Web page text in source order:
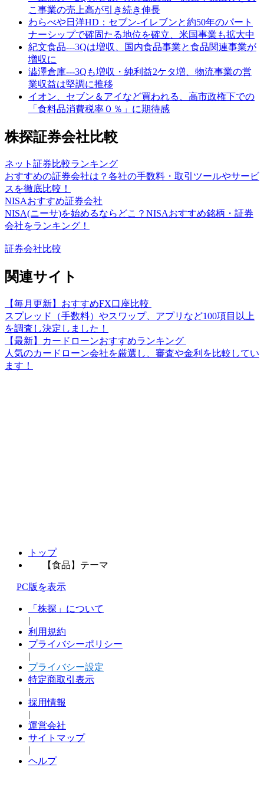
こ事業の売上高が引き続き伸長
わらべや日洋HD：セブン-イレブンと約50年のパート
ナーシップで確固たる地位を確立、米国事業も拡大中
紀文食品---3Qは増収、国内食品事業と食品関連事業が
増収に
澁澤倉庫---3Qも増収・純利益2ケタ増、物流事業の営
業収益は堅調に推移
イオン、セブン＆アイなど買われる、高市政権下での
「食料品消費税率０％」に期待感
株探証券会社比較
ネット証券比較ランキング
おすすめの証券会社は？各社の手数料・取引ツールやサービ
スを徹底比較！
NISAおすすめ証券会社
NISA(ニーサ)を始めるならどこ？NISAおすすめ銘柄・証券
会社をランキング！
証券会社比較
関連サイト
【毎月更新】おすすめFX口座比較
スプレッド（手数料）やスワップ、アプリなど100項目以上
を調査し決定しました！
【最新】カードローンおすすめランキング
人気のカードローン会社を厳選し、審査や金利を比較してい
ます！
トップ
【食品】テーマ
PC版を表示
「株探」について
|
利用規約
プライバシーポリシー
|
プライバシー設定
特定商取引表示
|
採用情報
|
運営会社
サイトマップ
|
ヘルプ